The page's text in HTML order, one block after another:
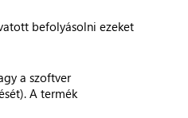
befolyásolni ezeket
a szoftver
A termék